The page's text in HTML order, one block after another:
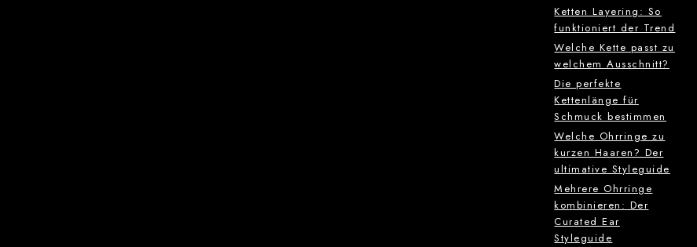
Ketten Layering: So
funktioniert der Trend
Welche Kette passt zu
welchem Ausschnitt?
Die perfekte
Kettenlänge für
Schmuck bestimmen
Welche Ohrringe zu
kurzen Haaren? Der
ultimative Styleguide
Mehrere Ohrringe
kombinieren: Der
Curated Ear
Styleguide